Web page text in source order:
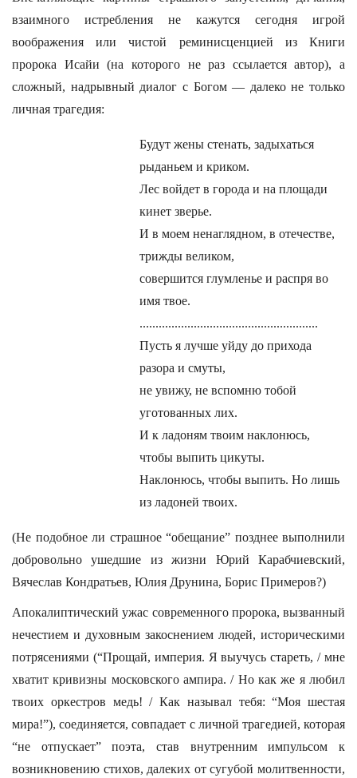
взаимного истребления не кажутся сегодня игрой
воображения или чистой реминисценцией из Книги
пророка Исайи (на которого не раз ссылается автор), а
сложный, надрывный диалог с Богом — далеко не только
личная трагедия:
Будут жены стенать, задыхаться
рыданьем и криком.
Лес войдет в города и на площади
кинет зверье.
И в моем ненаглядном, в отечестве,
трижды великом,
совершится глумленье и распря во
имя твое.
........................................................
Пусть я лучше уйду до прихода
разора и смуты,
не увижу, не вспомню тобой
уготованных лих.
И к ладоням твоим наклонюсь,
чтобы выпить цикуты.
Наклонюсь, чтобы выпить. Но лишь
из ладоней твоих.
(Не подобное ли страшное “обещание” позднее выполнили
добровольно ушедшие из жизни Юрий Карабчиевский,
Вячеслав Кондратьев, Юлия Друнина, Борис Примеров?)
Апокалиптический ужас современного пророка, вызванный
нечестием и духовным закоснением людей, историческими
потрясениями (“Прощай, империя. Я выучусь стареть, / мне
хватит кривизны московского ампира. / Но как же я любил
твоих оркестров медь! / Как называл тебя: “Моя шестая
мира!”), соединяется, совпадает с личной трагедией, которая
“не отпускает” поэта, став внутренним импульсом к
возникновению стихов, далеких от сугубой молитвенности,